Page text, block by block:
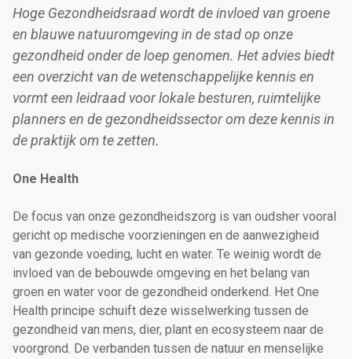
Hoge Gezondheidsraad wordt de invloed van groene
en blauwe natuuromgeving in de stad op onze
gezondheid onder de loep genomen. Het advies biedt
een overzicht van de wetenschappelijke kennis en
vormt een leidraad voor lokale besturen, ruimtelijke
planners en de gezondheidssector om deze kennis in
de praktijk om te zetten.
One Health
De focus van onze gezondheidszorg is van oudsher vooral
gericht op medische voorzieningen en de aanwezigheid
van gezonde voeding, lucht en water. Te weinig wordt de
invloed van de bebouwde omgeving en het belang van
groen en water voor de gezondheid onderkend. Het One
Health principe schuift deze wisselwerking tussen de
gezondheid van mens, dier, plant en ecosysteem naar de
voorgrond. De verbanden tussen de natuur en menselijke